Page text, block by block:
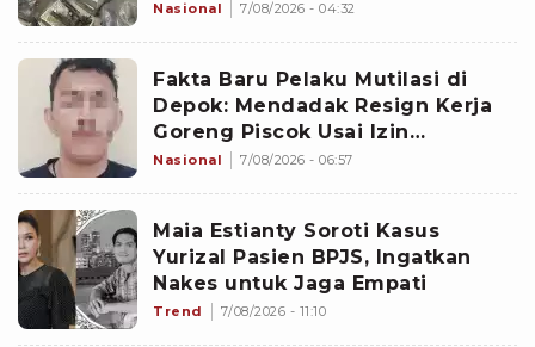
Sejak 2020
Nasional 7/08/2026 - 04:32
Fakta Baru Pelaku Mutilasi di
Depok: Mendadak Resign Kerja
Goreng Piscok Usai Izin
Interview di Mal
Nasional 7/08/2026 - 06:57
Maia Estianty Soroti Kasus
Yurizal Pasien BPJS, Ingatkan
Nakes untuk Jaga Empati
Trend 7/08/2026 - 11:10